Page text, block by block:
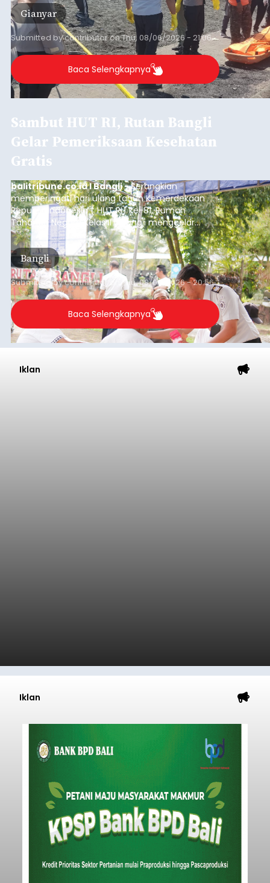
Gianyar
Submitted bycontributoronThu, 08/06/2026 - 21:06
Baca Selengkapnya
Sambut HUT RI, Rutan Bangli
Gelar Pemeriksaan Kesehatan
Gratis
balitribune.co.id I Bangli -Serangkian
memperingati hari ulang tahun Kemerdekaan
Republik Indonesia ( HUT RI) ke-81, Rumah
Tahanan Negara Kelas II B Bangli menggelar
kegiatan pemeriksaan kesehatan gratis, Rabu
(6/8/2026).
Bangli
Submitted bycontributor Thu, 08/06/2026 - 20:56
Baca Selengkapnya
Iklan
Iklan